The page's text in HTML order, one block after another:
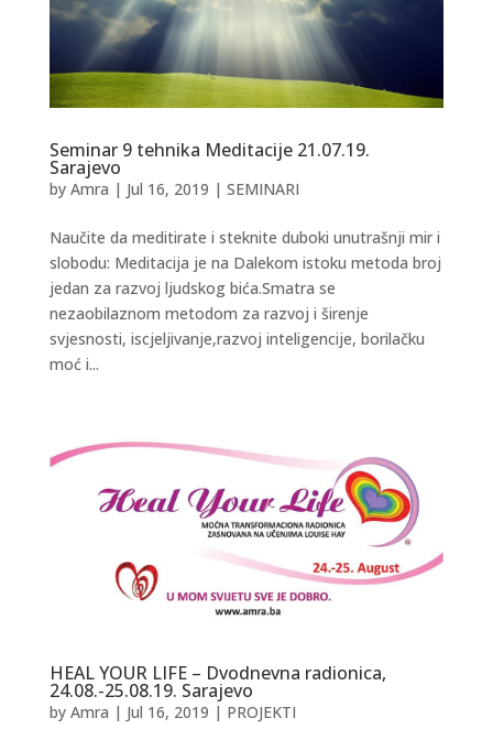
Seminar 9 tehnika Meditacije 21.07.19.
Sarajevo
by Amra | Jul 16, 2019 | SEMINARI
Naučite da meditirate i steknite duboki unutrašnji mir i
slobodu: Meditacija je na Dalekom istoku metoda broj
jedan za razvoj ljudskog bića.Smatra se
nezaobilaznom metodom za razvoj i širenje
svjesnosti, iscjeljivanje,razvoj inteligencije, borilačku
moć i...
HEAL YOUR LIFE – Dvodnevna radionica,
24.08.-25.08.19. Sarajevo
by Amra | Jul 16, 2019 | PROJEKTI